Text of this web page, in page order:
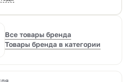
Все товары бренда
Товары бренда в категории